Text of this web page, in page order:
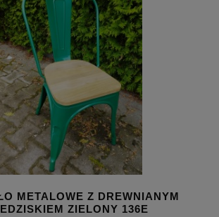
METALOWE Z DREWNIANYM
ZIELONY 136E